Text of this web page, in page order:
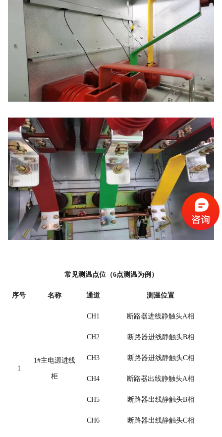
常见测温点位（6点测温为例）
序号 名称 通道 测温位置
1
1#主电源进线
柜
CH1 断路器进线静触头A相
CH2 断路器进线静触头B相
CH3 断路器进线静触头C相
CH4 断路器出线静触头A相
CH5 断路器出线静触头B相
CH6 断路器出线静触头C相